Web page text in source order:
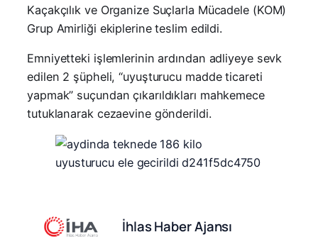
Kaçakçılık ve Organize Suçlarla Mücadele (KOM)
Grup Amirliği ekiplerine teslim edildi.
Emniyetteki işlemlerinin ardından adliyeye sevk
edilen 2 şüpheli, “uyuşturucu madde ticareti
yapmak” suçundan çıkarıldıkları mahkemece
tutuklanarak cezaevine gönderildi.
İhlas Haber Ajansı